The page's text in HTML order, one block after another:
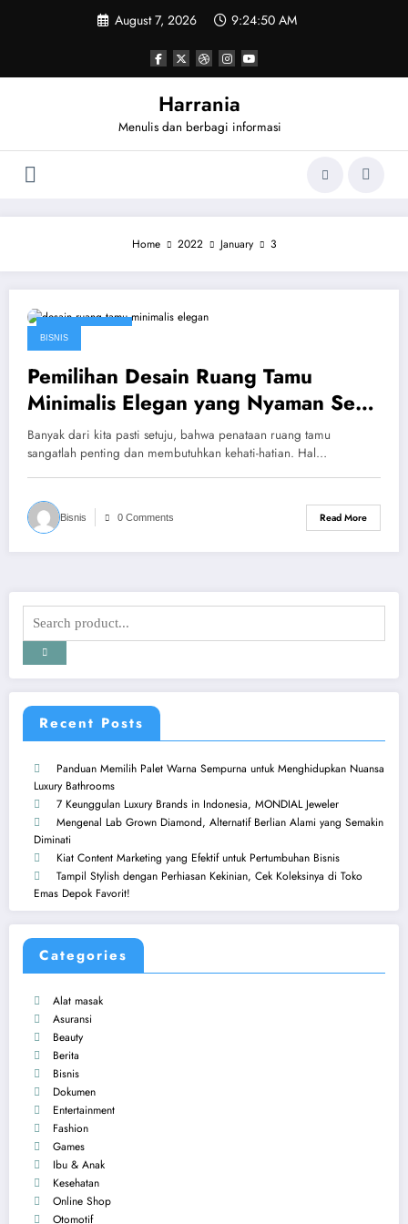
August 7, 2026 9:24:50 AM
Harrania
Menulis dan berbagi informasi
Home 2022 January 3
BISNIS
Pemilihan Desain Ruang Tamu
Minimalis Elegan yang Nyaman Serta
Rapi
Banyak dari kita pasti setuju, bahwa penataan ruang tamu
sangatlah penting dan membutuhkan kehati-hatian. Hal…
Bisnis 0 Comments Read More
Recent Posts
Panduan Memilih Palet Warna Sempurna untuk Menghidupkan Nuansa
Luxury Bathrooms
7 Keunggulan Luxury Brands in Indonesia, MONDIAL Jeweler
Mengenal Lab Grown Diamond, Alternatif Berlian Alami yang Semakin
Diminati
Kiat Content Marketing yang Efektif untuk Pertumbuhan Bisnis
Tampil Stylish dengan Perhiasan Kekinian, Cek Koleksinya di Toko
Emas Depok Favorit!
Categories
Alat masak
Asuransi
Beauty
Berita
Bisnis
Dokumen
Entertainment
Fashion
Games
Ibu & Anak
Kesehatan
Online Shop
Otomotif